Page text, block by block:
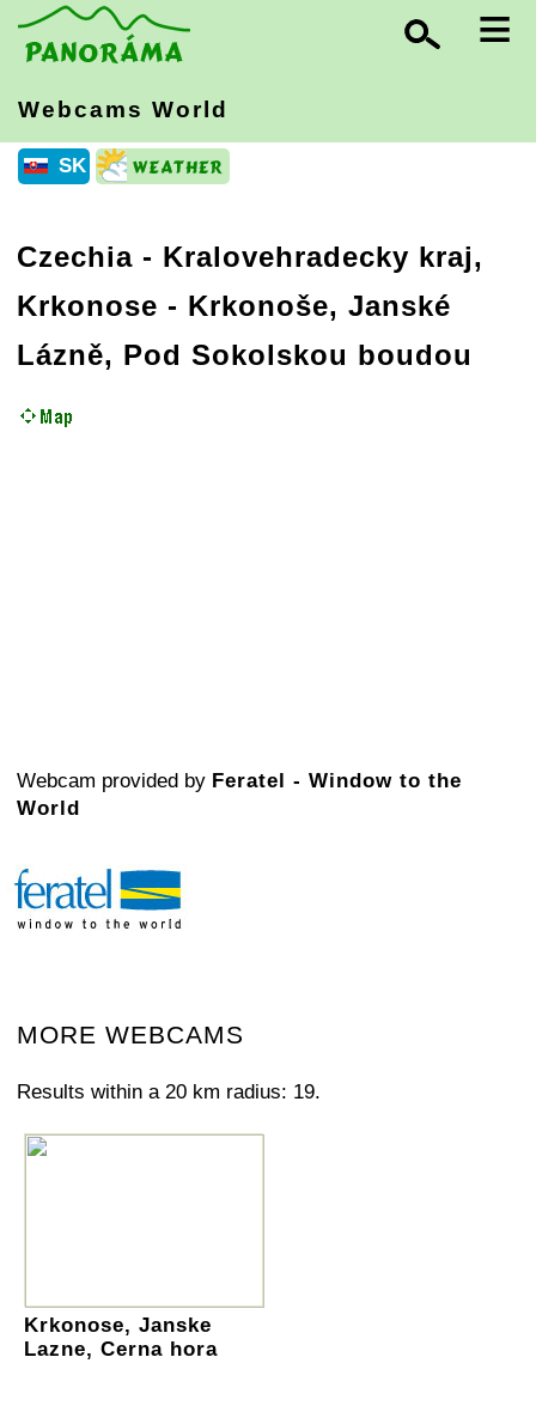
≡
Webcams World
SK
Czechia - Kralovehradecky kraj,
Krkonose - Krkonoše, Janské
Lázně, Pod Sokolskou boudou
Webcam provided by Feratel - Window to the
World
MORE WEBCAMS
Results within a 20 km radius: 19.
Krkonose, Janske
Lazne, Cerna hora